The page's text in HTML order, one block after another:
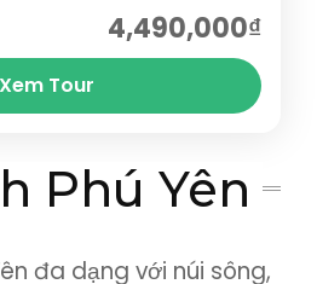
Hill – chốn bồng lai tiên
lá phổi xanh của miền
hậu của...
Trị ,Quy Nhơn
4,490,000₫
Xem Tour
Phú Yên
đa dạng với núi sông,